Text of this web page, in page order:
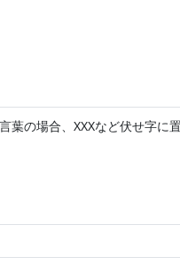
の場合、XXXなど伏せ字に